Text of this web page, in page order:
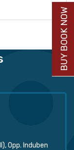
Opp. Induben
BUY BOOK NOW